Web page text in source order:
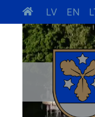
LV EN